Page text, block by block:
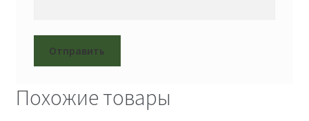
Похожие товары